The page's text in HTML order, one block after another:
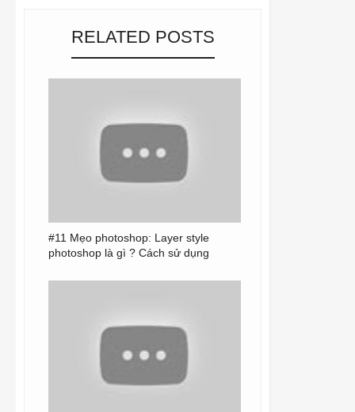
RELATED POSTS
#11 Mẹo photoshop: Layer style
photoshop là gì ? Cách sử dụng